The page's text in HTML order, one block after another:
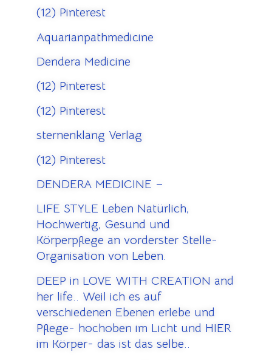
(12) Pinterest
Aquarianpathmedicine
Dendera Medicine
(12) Pinterest
(12) Pinterest
sternenklang Verlag
(12) Pinterest
DENDERA MEDICINE –
LIFE STYLE Leben Natürlich,
Hochwertig, Gesund und
Körperpflege an vorderster Stelle-
Organisation von Leben.
DEEP in LOVE WITH CREATION and
her life.. Weil ich es auf
verschiedenen Ebenen erlebe und
Pflege- hochoben im Licht und HIER
im Körper- das ist das selbe..